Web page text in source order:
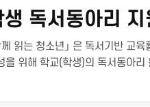
생 독서동아리 지
께 읽는 청소년」 은 독서기반 교
을 위해 학교(학생)의 독서동아